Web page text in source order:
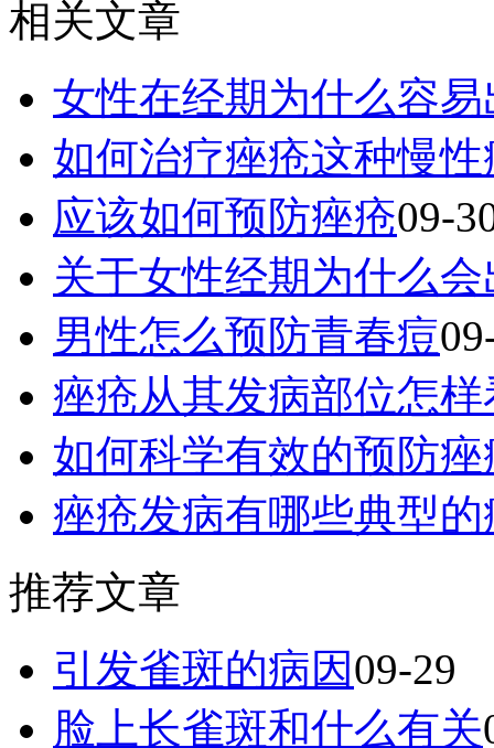
相关文章
女性在经期为什么容
如何治疗痤疮这种慢
应该如何预防痤疮09-
关于女性经期为什么
男性怎么预防青春痘
痤疮从其发病部位怎
如何科学有效的预防
痤疮发病有哪些典型
推荐文章
引发雀斑的病因09-29
脸上长雀斑和什么有关